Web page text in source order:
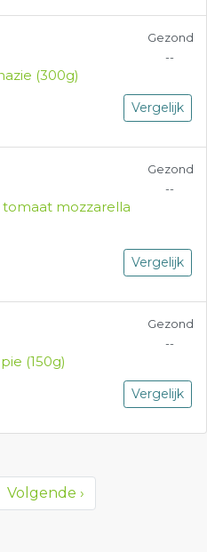
(300g)
Gezond
--
Vergelijk
mozzarella
Gezond
--
Vergelijk
(150g)
Gezond
--
Vergelijk
Volgende ›